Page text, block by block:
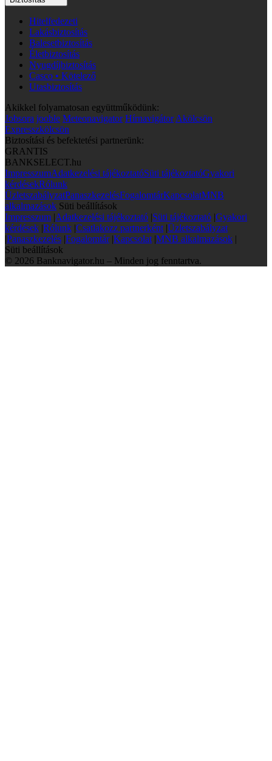
Hitelfedezeti
Lakásbiztosítás
Balesetbiztosítás
Életbiztosítás
Nyugdíjbiztosítás
Casco • Kötelező
Utasbiztosítás
Akikkel folyamatosan együttműködünk:
Jobsora jooble Meteonavigator Hírnavigátor Akölcsön
Expresszkölcsön
Biztosítási és befektetési partnerünk:
GRANTIS
BANKSELECT.hu
ImpresszumAdatkezelési tájékoztatóSüti tájékoztatóGyakori
kérdésekRólunk
ÜzletszabályzatPanaszkezelésFogalomtárKapcsolatMNB
alkalmazások Süti beállítások
Impresszum |Adatkezelési tájékoztató |Süti tájékoztató |Gyakori
kérdések |Rólunk |Csatlakozz partnerként |Üzletszabályzat
|Panaszkezelés |Fogalomtár |Kapcsolat |MNB alkalmazások |
Süti beállítások
© 2026 Banknavigator.hu – Minden jog fenntartva.